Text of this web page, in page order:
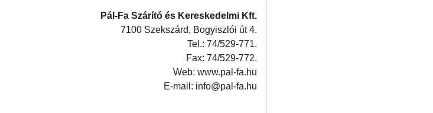
Pál-Fa Szárító és Kereskedelmi Kft.
7100 Szekszárd, Bogyiszlói út 4.
Tel.: 74/529-771.
Fax: 74/529-772.
Web: www.pal-fa.hu
E-mail: info@pal-fa.hu